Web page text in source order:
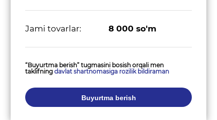
Jami tovarlar: 8 000 so'm
“Buyurtma berish” tugmasini bosish orqali men
taklifningdavlat shartnomasiga rozilik bildiraman
Buyurtma berish